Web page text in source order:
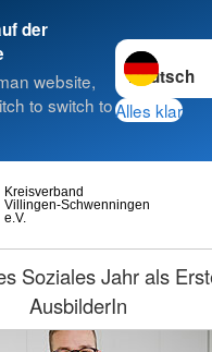
der
website,
to switch to
Sprache
Alles klar
e.V.
Villingen-Schwenningen
Kreisverband
AusbilderIn